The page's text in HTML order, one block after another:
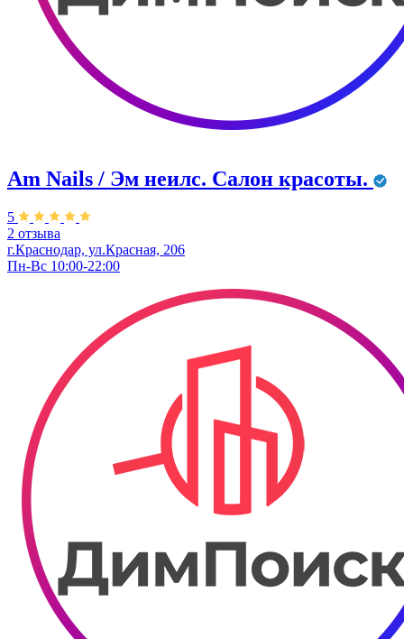
Am Nails / Эм неилс. Салон красоты.
5
2 отзыва
г.Краснодар, ул.Красная, 206
Пн-Вс 10:00-22:00